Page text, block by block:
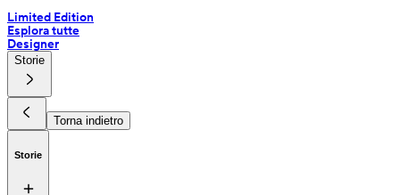
Limited Edition
Esplora tutte
Designer
Storie
Torna indietro
Storie